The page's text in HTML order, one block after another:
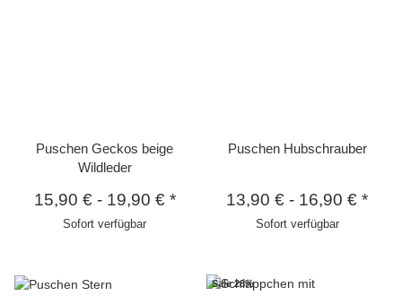
Puschen Geckos beige
Wildleder
15,90 €- 19,90 € *
Sofort verfügbar
Puschen Hubschrauber
13,90 € - 16,90 €*
Sofort verfügbar
Sale 28%